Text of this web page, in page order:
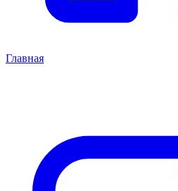
Главная